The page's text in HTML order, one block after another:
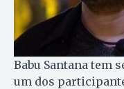
Babu Santana tem
um dos